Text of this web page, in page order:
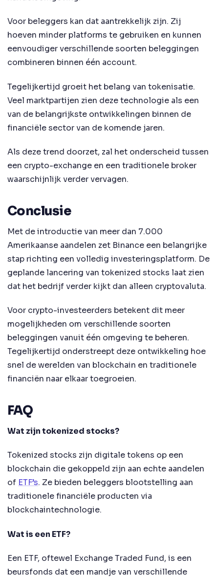
Voor beleggers kan dat aantrekkelijk zijn. Zij
hoeven minder platforms te gebruiken en kunnen
eenvoudiger verschillende soorten beleggingen
combineren binnen één account.
Tegelijkertijd groeit het belang van tokenisatie.
Veel marktpartijen zien deze technologie als een
van de belangrijkste ontwikkelingen binnen de
financiële sector van de komende jaren.
Als deze trend doorzet, zal het onderscheid tussen
een crypto-exchange en een traditionele broker
waarschijnlijk verder vervagen.
Conclusie
Met de introductie van meer dan 7.000
Amerikaanse aandelen zet Binance een belangrijke
stap richting een volledig investeringsplatform. De
geplande lancering van tokenized stocks laat zien
dat het bedrijf verder kijkt dan alleen cryptovaluta.
Voor crypto-investeerders betekent dit meer
mogelijkheden om verschillende soorten
beleggingen vanuit één omgeving te beheren.
Tegelijkertijd onderstreept deze ontwikkeling hoe
snel de werelden van blockchain en traditionele
financiën naar elkaar toegroeien.
FAQ
Wat zijn tokenized stocks?
Tokenized stocks zijn digitale tokens op een
blockchain die gekoppeld zijn aan echte aandelen
of ETF’s. Ze bieden beleggers blootstelling aan
traditionele financiële producten via
blockchaintechnologie.
Wat is een ETF?
Een ETF, oftewel Exchange Traded Fund, is een
beursfonds dat een mandje van verschillende